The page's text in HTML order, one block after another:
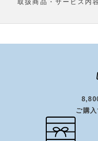
取扱商品・サービス内
ご購